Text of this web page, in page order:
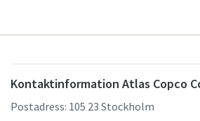
Kontaktinformation Atlas Copco
Postadress: 105 23 Stockholm